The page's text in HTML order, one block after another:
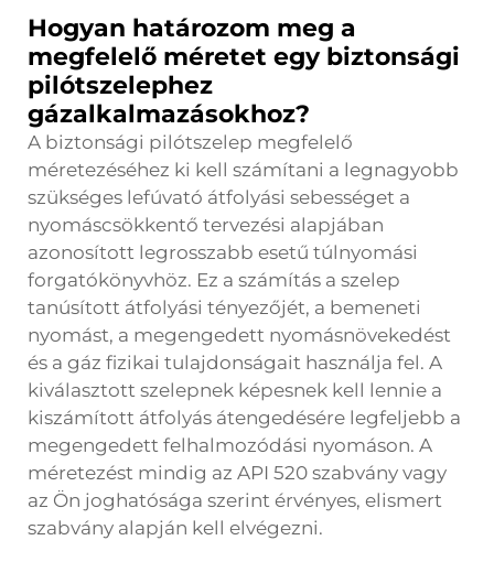
Hogyan határozom meg a
megfelelő méretet egy biztonsági
pilótszelephez
gázalkalmazásokhoz?
A biztonsági pilótszelep megfelelő
méretezéséhez ki kell számítani a legnagyobb
szükséges lefúvató átfolyási sebességet a
nyomáscsökkentő tervezési alapjában
azonosított legrosszabb esetű túlnyomási
forgatókönyvhöz. Ez a számítás a szelep
tanúsított átfolyási tényezőjét, a bemeneti
nyomást, a megengedett nyomásnövekedést
és a gáz fizikai tulajdonságait használja fel. A
kiválasztott szelepnek képesnek kell lennie a
kiszámított átfolyás átengedésére legfeljebb a
megengedett felhalmozódási nyomáson. A
méretezést mindig az API 520 szabvány vagy
az Ön joghatósága szerint érvényes, elismert
szabvány alapján kell elvégezni.